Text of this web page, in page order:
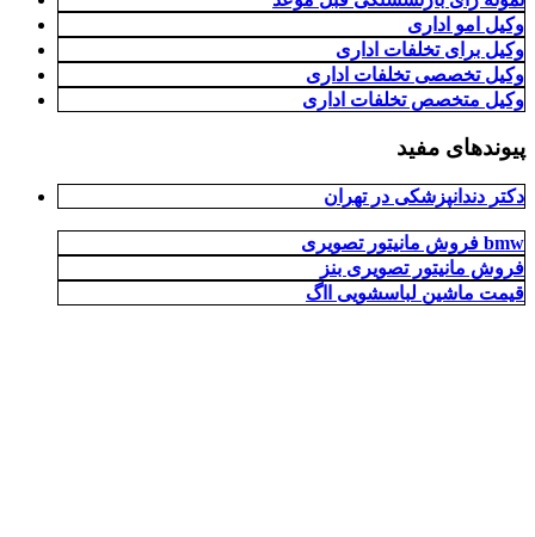
وکیل امو اداری
وکیل برای تخلفات اداری
وکیل تخصصی تخلفات اداری
وکیل متخصص تخلفات اداری
پیوندهای مفید
دکتر دندانپزشکی در تهران
فروش مانیتور تصویری bmw
فروش مانیتور تصویری بنز
قیمت ماشین لباسشویی ااگ